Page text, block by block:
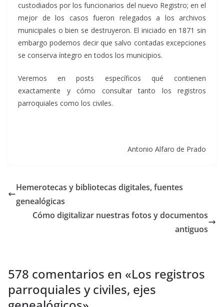
custodiados por los funcionarios del nuevo Registro; en el
mejor de los casos fueron relegados a los archivos
municipales o bien se destruyeron. El iniciado en 1871 sin
embargo podemos decir que salvo contadas excepciones
se conserva íntegro en todos los municipios.
Veremos en posts específicos qué contienen
exactamente y cómo consultar tanto los registros
parroquiales como los civiles.
Antonio Alfaro de Prado
Hemerotecas y bibliotecas digitales, fuentes
genealógicas
Cómo digitalizar nuestras fotos y documentos
antiguos
578 comentarios en «Los registros
parroquiales y civiles, ejes